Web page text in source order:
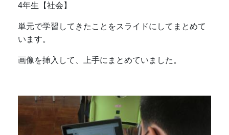
4年生【社会】
単元で学習してきたことをスライドにしてまとめて
います。
画像を挿入して、上手にまとめていました。